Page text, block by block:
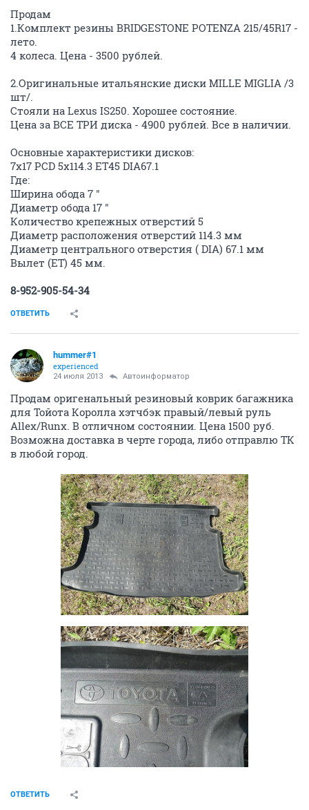
Продам
1.Комплект резины BRIDGESTONE POTENZA 215/45R17 -
лето.
4 колеса. Цена - 3500 рублей.
2.Оригинальные итальянские диски MILLE MIGLIA /3
шт/.
Стояли на Lexus IS250. Хорошее состояние.
Цена за ВСЕ ТРИ диска - 4900 рублей. Все в наличии.
Основные характеристики дисков:
7x17 PCD 5x114.3 ET45 DIA67.1
Где:
Ширина обода 7 "
Диаметр обода 17 "
Количество крепежных отверстий 5
Диаметр расположения отверстий 114.3 мм
Диаметр центрального отверстия ( DIA) 67.1 мм
Вылет (ET) 45 мм.
8-952-905-54-34
ОТВЕТИТЬ
hummer#1
experienced
24 июля 2013 Автоинформатор
Продам оригенальный резиновый коврик багажника
для Тойота Королла хэтчбэк правый/левый руль
Allex/Runx. В отличном состоянии. Цена 1500 руб.
Возможна доставка в черте города, либо отправлю ТК
в любой город.
ОТВЕТИТЬ